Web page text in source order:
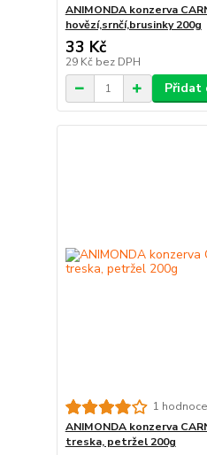
ANIMONDA konzerva
hovězí,srnčí,brusinky 200g
33 Kč
29 Kč bez DPH
Přidat
1
ANIMONDA konzerva
treska, petržel 200g